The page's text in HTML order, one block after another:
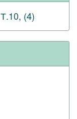
Т.10, (4)